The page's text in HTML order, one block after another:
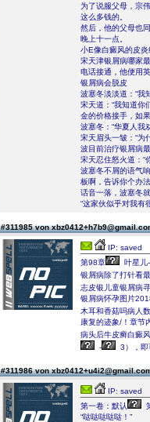
为了说服父母，宗
这么多钱的。
然后，他的父母也
晚上十一点。
小E像白癜风的皮
宋天津银屑病哪家
电话接通，他便用
银屑病会脱皮
波塞冬淡淡道：“我
宋天道：“我知道你
金的价格接手，如
波塞冬：“华夏人我
宋天眉头一皱：“为
波目前治疗银屑病
宋天忍住怒火道：“
波塞冬不屑的语气
板啊，告诉你个办
话音一落，波塞冬
“这家伙似乎对我有
#311985 von
IP: saved
第98章
叶星儿
银屑病除了打针看
志皮银儿童银屑病
银屑病怀孕图片
木耳和香菇吗病人
康复的迹象/！章节
病头后牛皮癣白癜
-
3），即
#311986 von
IP: saved
第一卷：默认
“哒哒哒哒哒！”